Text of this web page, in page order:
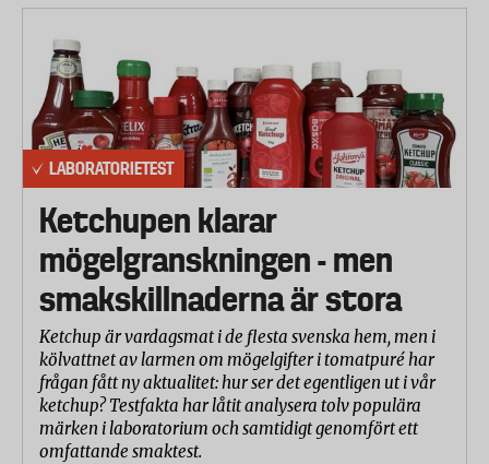
LABORATORIETEST
Ketchupen klarar
mögelgranskningen - men
smakskillnaderna är stora
Ketchup är vardagsmat i de flesta svenska hem, men i
kölvattnet av larmen om mögelgifter i tomatpuré har
frågan fått ny aktualitet: hur ser det egentligen ut i vår
ketchup? Testfakta har låtit analysera tolv populära
märken i laboratorium och samtidigt genomfört ett
omfattande smaktest.